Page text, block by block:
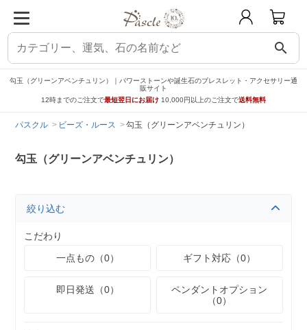
search
勾玉（グリーンアベンチュリン）｜パワーストーンや誕生石のブレスレット・アクセサリー通
販サイト
12時までのご注文で最短翌日にお届け 10,000円以上のご注文で送料無料
パスクル ビーズ・ルース 勾玉（グリーンアベンチュリン）
勾玉（グリーンアベンチュリン）
絞り込む
こだわり
一点もの（0）
ギフト対応（0）
即日発送（0）
ペンダントオプション
（0）